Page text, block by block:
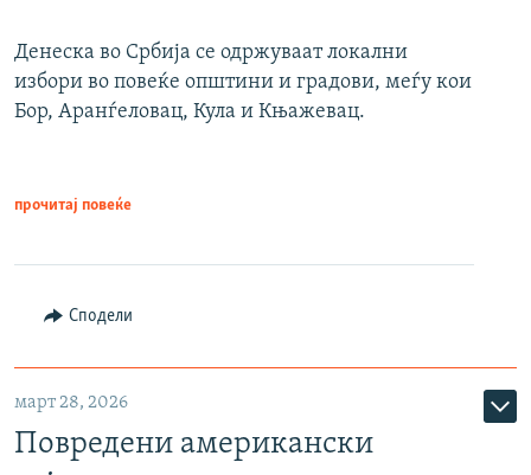
Денеска во Србија се одржуваат локални
избори во повеќе општини и градови, меѓу кои
Бор, Аранѓеловац, Кула и Књажевац.
прочитај повеќе
Сподели
март 28, 2026
Повредени американски